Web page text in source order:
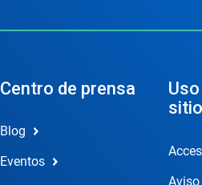
Centro de prensa
Blog
Eventos